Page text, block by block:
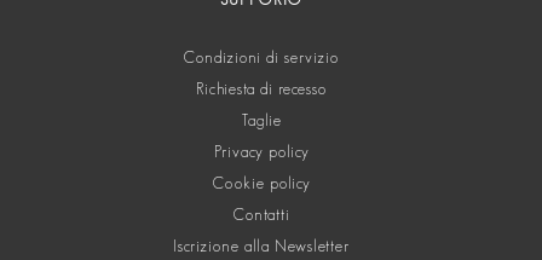
Condizioni di servizio
Richiesta di recesso
Taglie
Privacy policy
Cookie policy
Contatti
Iscrizione alla Newsletter